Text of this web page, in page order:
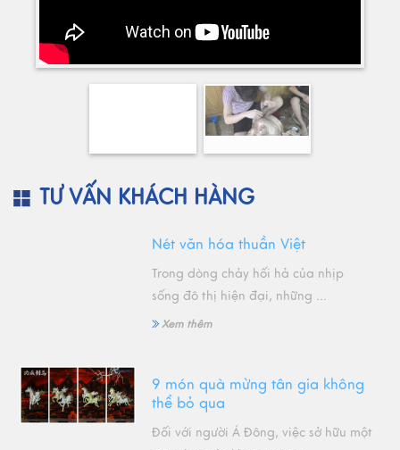
TƯ VẤN KHÁCH HÀNG
Nét văn hóa thuần Việt
Trong dòng chảy hối hả của nhịp
sống đô thị hiện đại, những ...
Xem thêm
9 món quà mừng tân gia không
thể bỏ qua
Đối với người Á Đông, việc sở hữu một